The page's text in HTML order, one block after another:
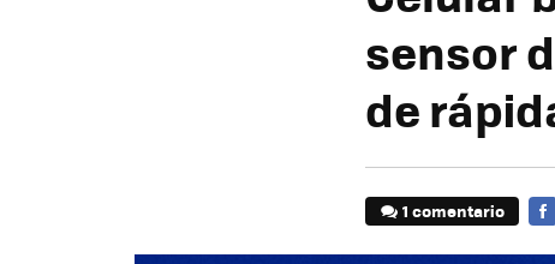
sensor
de
1 comentario